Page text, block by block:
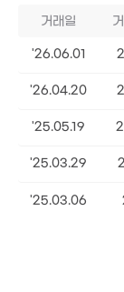
거래일
'26.06.01
'26.04.20
'25.05.19
'25.03.29
'25.03.06